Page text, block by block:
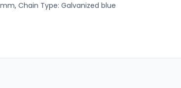
Chain Type: Galvanized blue